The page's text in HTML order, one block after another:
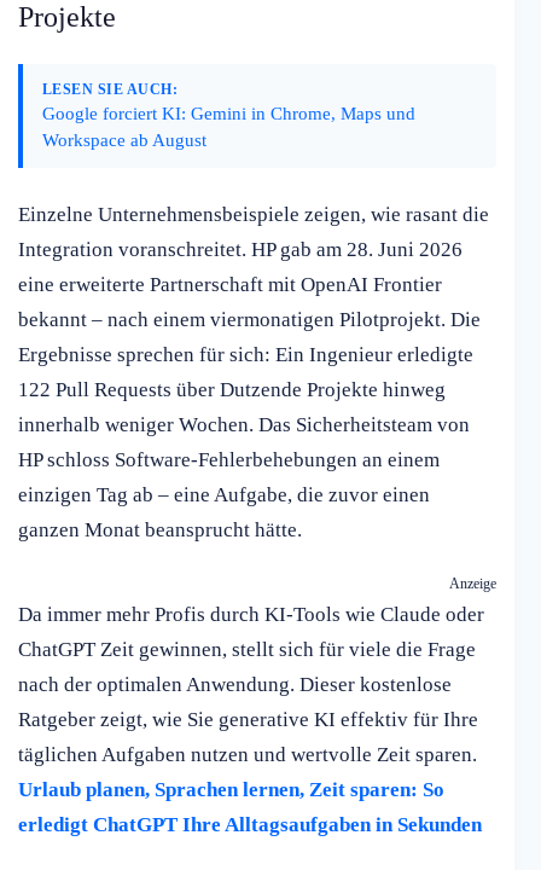
Projekte
LESEN SIE AUCH:
Google forciert KI: Gemini in Chrome, Maps und
Workspace ab August
Einzelne Unternehmensbeispiele zeigen, wie rasant die
Integration voranschreitet. HP gab am 28. Juni 2026
eine erweiterte Partnerschaft mit OpenAI Frontier
bekannt – nach einem viermonatigen Pilotprojekt. Die
Ergebnisse sprechen für sich: Ein Ingenieur erledigte
122 Pull Requests über Dutzende Projekte hinweg
innerhalb weniger Wochen. Das Sicherheitsteam von
HP schloss Software-Fehlerbehebungen an einem
einzigen Tag ab – eine Aufgabe, die zuvor einen
ganzen Monat beansprucht hätte.
Anzeige
Da immer mehr Profis durch KI-Tools wie Claude oder
ChatGPT Zeit gewinnen, stellt sich für viele die Frage
nach der optimalen Anwendung. Dieser kostenlose
Ratgeber zeigt, wie Sie generative KI effektiv für Ihre
täglichen Aufgaben nutzen und wertvolle Zeit sparen.
Urlaub planen, Sprachen lernen, Zeit sparen: So
erledigt ChatGPT Ihre Alltagsaufgaben in Sekunden